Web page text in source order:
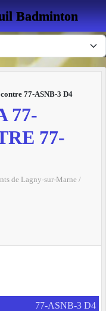
Badminton
77-ASNB-3 D4
77-
77-
de Lagny-sur-Marne /
77-ASNB-3 D4